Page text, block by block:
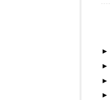
►
►
►
►